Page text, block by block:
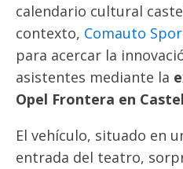
calendario cultural
contexto, Comauto
para acercar la
asistentes mediante la
Opel Frontera en
El vehículo, situado en
entrada del teatro,